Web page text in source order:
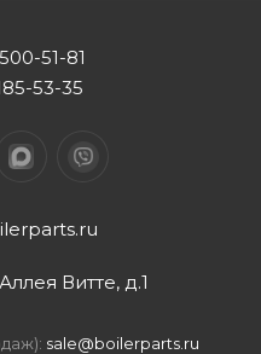
51-81
53-35
Витте, д.1
sale@boilerparts.ru